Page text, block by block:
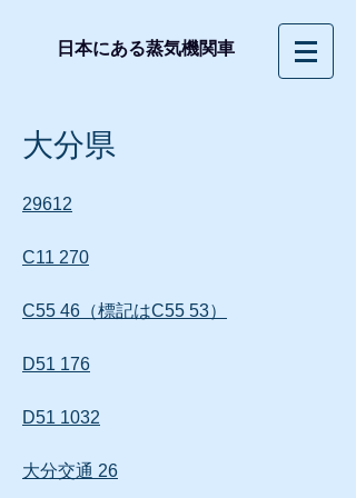
日本にある蒸気機関車
大分県
29612
C11 270
C55 46（標記はC55 53）
D51 176
D51 1032
大分交通 26